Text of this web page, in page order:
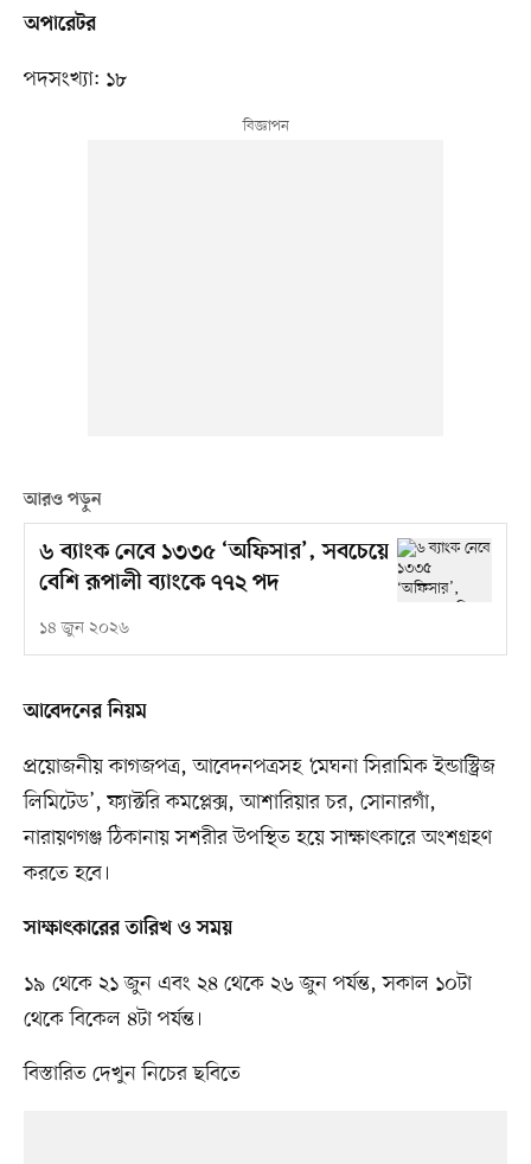
অপারেটর
পদসংখ্যা: ১৮
আরও পড়ুন
৬ ব্যাংক নেবে ১৩৩৫ ‘অফিসার’, সবচেয়ে
বেশি রূপালী ব্যাংকে ৭৭২ পদ
১৪ জুন ২০২৬
আবেদনের নিয়ম
প্রয়োজনীয় কাগজপত্র, আবেদনপত্রসহ ‘মেঘনা সিরামিক ইন্ডাস্ট্রিজ
লিমিটেড’, ফ্যাক্টরি কমপ্লেক্স, আশারিয়ার চর, সোনারগাঁ,
নারায়ণগঞ্জ ঠিকানায় সশরীর উপস্থিত হয়ে সাক্ষাৎকারে অংশগ্রহণ
করতে হবে।
সাক্ষাৎকারের তারিখ ও সময়
১৯ থেকে ২১ জুন এবং ২৪ থেকে ২৬ জুন পর্যন্ত, সকাল ১০টা
থেকে বিকেল ৪টা পর্যন্ত।
বিস্তারিত দেখুন নিচের ছবিতে